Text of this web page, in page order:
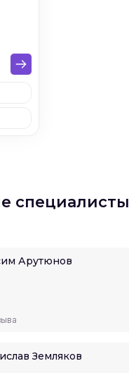
специалисты
Арутюнов
Земляков